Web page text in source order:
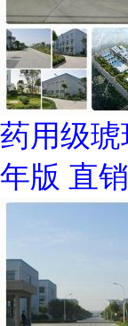
药用级
年版 直销